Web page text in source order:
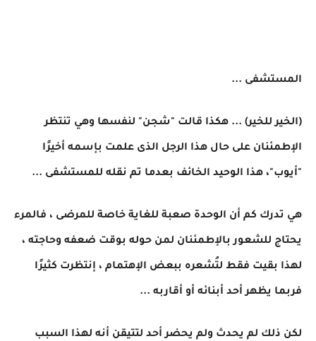
المستشفى ...
(الخير للخير) ... هكذا قالت "شجن" لنفسها وهي تنتظر
الإطمئنان على حال هذا الرجل الذى علمت بإسمه أخيرًا
"أيوب"، هذا الوحيد الخائف بعدما تم نقله للمستشفى ...
هي تدرك كم أن الوحدة صعبة للغاية خاصة للمرضى ، فالمرء
يحتاج للشعور بالإطمئنان لمن حوله بوقت ضعفه وحاجته ،
لهذا بقيت فقط لتُشعره ببعض الإهتمام ، إنتظرت كثيرًا
فربما يظهر أحد أبنائه أو أقاربه ...
لكن ذلك لم يحدث ولم يحضر أحد لتتيقن أنه لهذا السبب